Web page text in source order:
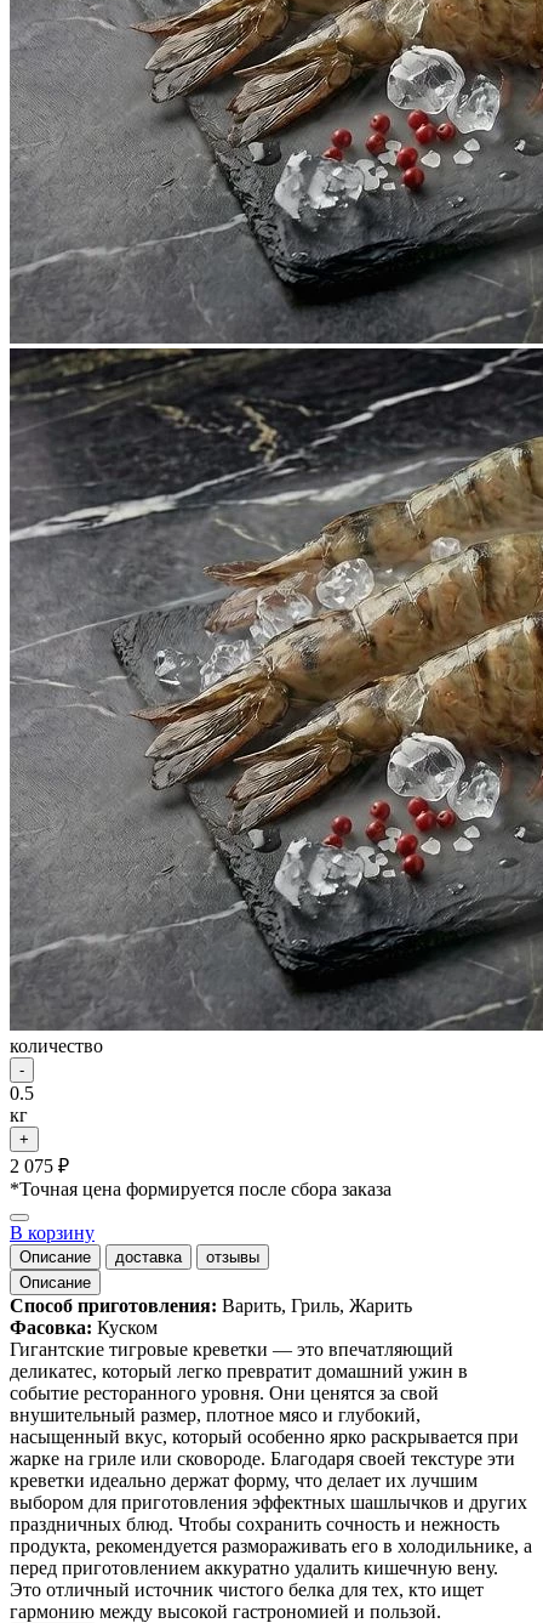
количество
-
0.5
кг
+
2 075 ₽
*Точная цена формируется после сбора заказа
В корзину
Описание доставка
отзывы
Описание
Cпособ приготовления: Варить, Гриль, Жарить
Фасовка: Куском
Гигантские тигровые креветки — это впечатляющий
деликатес, который легко превратит домашний ужин в
событие ресторанного уровня. Они ценятся за свой
внушительный размер, плотное мясо и глубокий,
насыщенный вкус, который особенно ярко раскрывается при
жарке на гриле или сковороде. Благодаря своей текстуре эти
креветки идеально держат форму, что делает их лучшим
выбором для приготовления эффектных шашлычков и других
праздничных блюд. Чтобы сохранить сочность и нежность
продукта, рекомендуется размораживать его в холодильнике, а
перед приготовлением аккуратно удалить кишечную вену.
Это отличный источник чистого белка для тех, кто ищет
гармонию между высокой гастрономией и пользой.